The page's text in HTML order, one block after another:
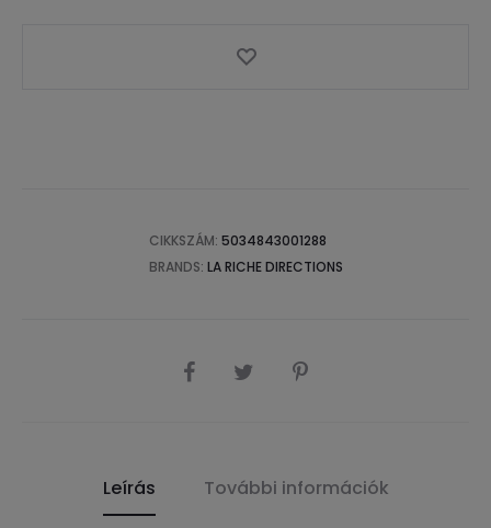
CIKKSZÁM: 5034843001288
BRANDS: LA RICHE DIRECTIONS
SHARE
Leírás További információk